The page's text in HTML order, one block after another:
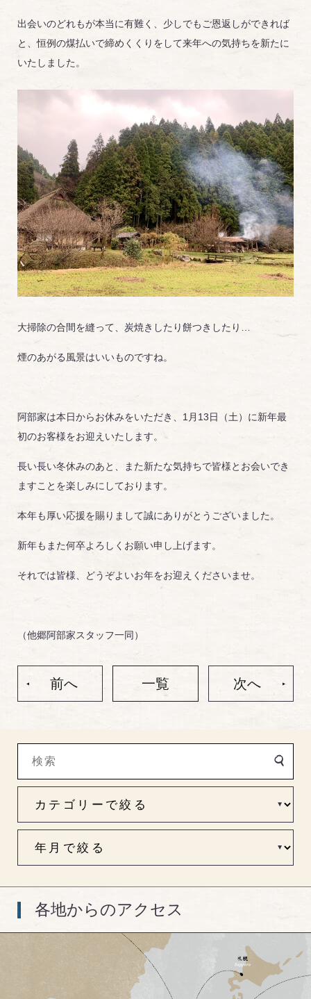
出会いのどれもが本当に有難く、少しでもご恩返しができれば
と、恒例の煤払いで締めくくりをして来年への気持ちを新たに
いたしました。
大掃除の合間を縫って、炭焼きしたり餅つきしたり…
煙のあがる風景はいいものですね。
阿部家は本日からお休みをいただき、1月13日（土）に新年最
初のお客様をお迎えいたします。
長い長い冬休みのあと、また新たな気持ちで皆様とお会いでき
ますことを楽しみにしております。
本年も厚い応援を賜りまして誠にありがとうございました。
新年もまた何卒よろしくお願い申し上げます。
それでは皆様、どうぞよいお年をお迎えくださいませ。
（他郷阿部家スタッフ一同）
前へ 一覧 次へ
各地からのアクセス